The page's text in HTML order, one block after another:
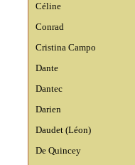
Céline
Conrad
Cristina Campo
Dante
Dantec
Darien
Daudet (Léon)
De Quincey